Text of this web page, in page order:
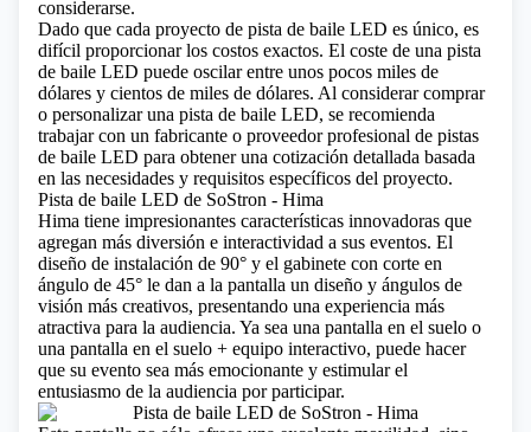
considerarse.
Dado que cada proyecto de pista de baile LED es único, es
difícil proporcionar los costos exactos. El coste de una pista
de baile LED puede oscilar entre unos pocos miles de
dólares y cientos de miles de dólares. Al considerar comprar
o personalizar una pista de baile LED, se recomienda
trabajar con un fabricante o proveedor profesional de pistas
de baile LED para obtener una cotización detallada basada
en las necesidades y requisitos específicos del proyecto.
Pista de baile LED de SoStron - Hima
Hima tiene impresionantes características innovadoras que
agregan más diversión e interactividad a sus eventos. El
diseño de instalación de 90° y el gabinete con corte en
ángulo de 45° le dan a la pantalla un diseño y ángulos de
visión más creativos, presentando una experiencia más
atractiva para la audiencia. Ya sea una pantalla en el suelo o
una pantalla en el suelo + equipo interactivo, puede hacer
que su evento sea más emocionante y estimular el
entusiasmo de la audiencia por participar.